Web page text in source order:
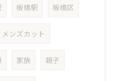
板橋駅 板橋区
メンズカット
家族 親子